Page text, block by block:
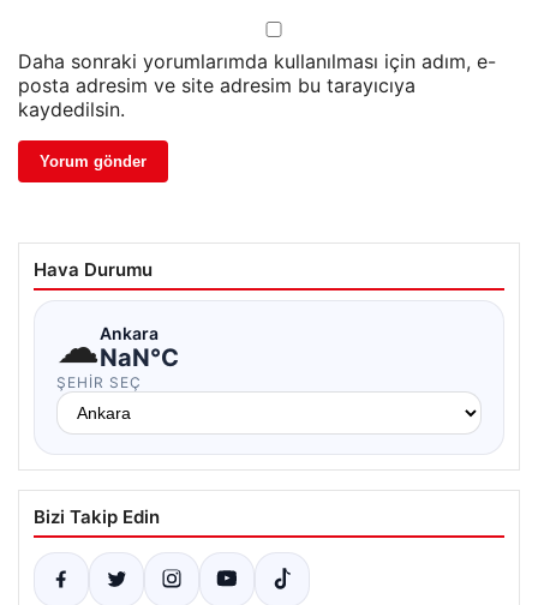
Daha sonraki yorumlarımda kullanılması için adım, e-
posta adresim ve site adresim bu tarayıcıya
kaydedilsin.
Hava Durumu
☁Ankara
NaN°C
ŞEHIR SEÇ
Bizi Takip Edin